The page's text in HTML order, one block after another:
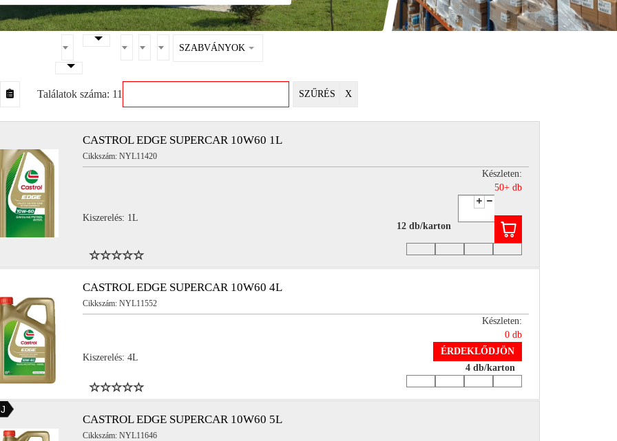
SZABVÁNYOK
Találatok száma: 11 SZŰRÉS X
csomag (1 karton)
csomag (1 karton) 4db/csomag (1 karton)
CASTROL EDGE SUPERCAR 10W60 1L
Cikkszám: NYL11420
Kiszerelés: 1L
Készleten:
50+ db
12 db/karton
CASTROL EDGE SUPERCAR 10W60 4L
Cikkszám: NYL11552
Kiszerelés: 4L
Készleten:
0 db
ÉRDEKLŐDJÖN
4 db/karton
CASTROL EDGE SUPERCAR 10W60 5L
Cikkszám: NYL11646